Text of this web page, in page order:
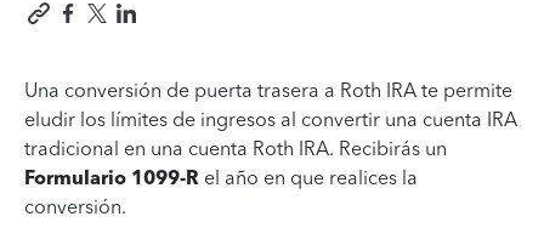
Una conversión de puerta trasera a Roth IRA te permite
eludir los límites de ingresos al convertir una cuenta IRA
tradicional en una cuenta Roth IRA. Recibirás un
Formulario 1099-R el año en que realices la
conversión.